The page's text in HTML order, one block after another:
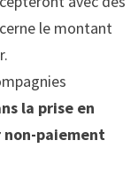
le montant
la prise en
non-paiement